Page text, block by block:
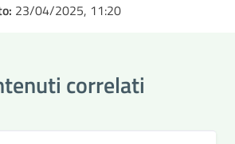
23/04/2025, 11:20
correlati